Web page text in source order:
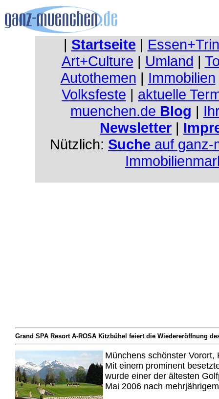
| Startseite |
Art+Culture | Umland |
Autothemen | Immobilien
Volksfeste | aktuelle
muenchen.de Blog |
Newsletter |
Nützlich: Suche auf ganz-
Grand SPA Resort A-ROSA Kitzbühel feiert die Wiedereröffnung
Münchens schönster
Mit einem prominent
wurde einer der ältesten
Mai 2006 nach